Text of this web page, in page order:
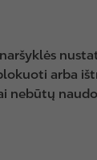
arba
nebūtų